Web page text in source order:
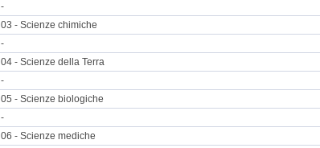
-
03 - Scienze chimiche
-
04 - Scienze della Terra
-
05 - Scienze biologiche
-
06 - Scienze mediche